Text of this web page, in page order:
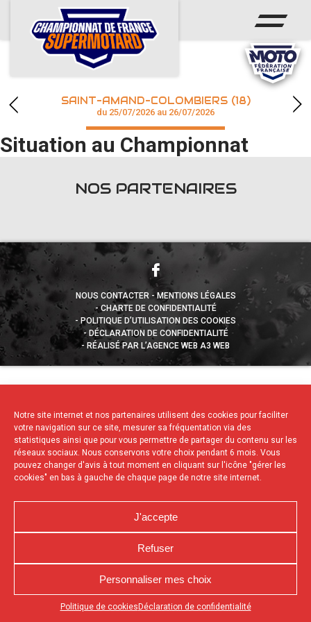
Notre site internet et nos partenaires utilisent des cookies pour faciliter
votre navigation sur ce site, mesurer sa fréquentation via des
statistiques ainsi que pour vous permettre de partager du contenu sur les
réseaux sociaux. Nous conservons votre choix pendant 6 mois. Vous
pouvez changer d'avis à tout moment en cliquant sur l'icône "gérer les
cookies" en bas à gauche de chaque page de notre site internet.
J'accepte
Refuser
Personnaliser mes choix
Politique de cookies Déclaration de confidentialité
Appuyez sur le bouton partager en bas de votre
ACCUEIL
ACTUS
CALENDRIER
CHAMPIONNAT
RÉSULTATS
SAINT-AMAND-COLOMBIERS (18)
du 25/07/2026 au 26/07/2026
Situation au Championnat
NOS PARTENAIRES
NOUS CONTACTER
MENTIONS LÉGALES
CHARTE DE CONFIDENTIALITÉ
POLITIQUE D’UTILISATION DES COOKIES
DÉCLARATION DE CONFIDENTIALITÉ
RÉALISÉ PAR L’AGENCE WEB A3 WEB